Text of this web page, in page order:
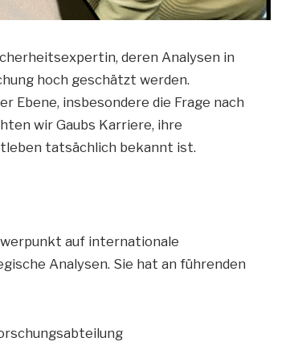
deren Analysen in
hoch geschätzt werden.
Ebene, insbesondere die Frage nach
wir Gaubs Karriere, ihre
tatsächlich bekannt ist.
auf internationale
Analysen. Sie hat an führenden